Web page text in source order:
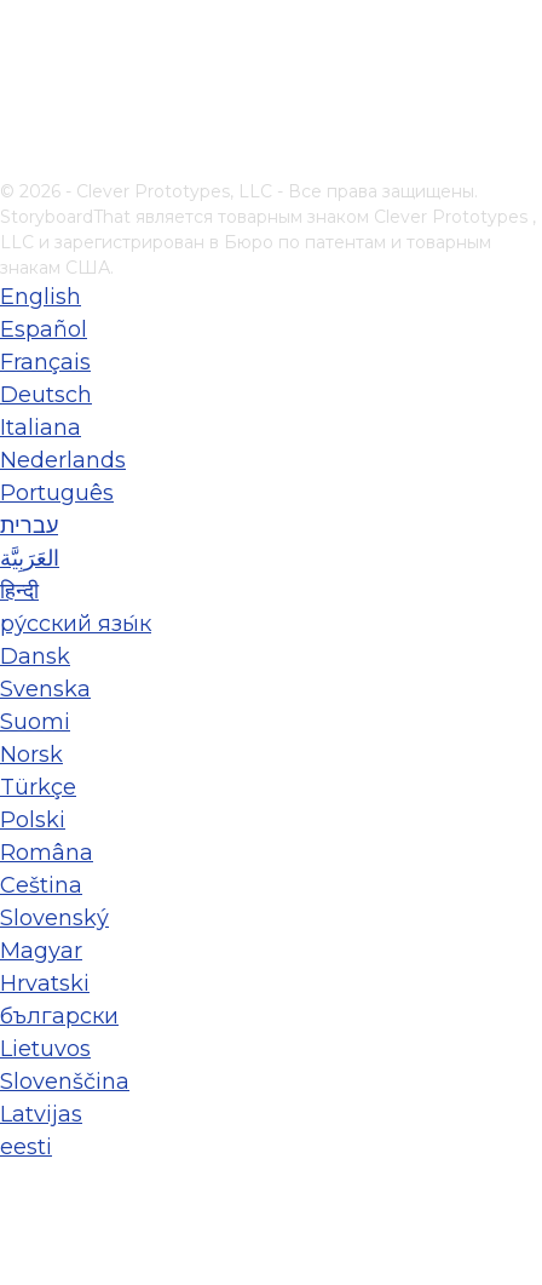
© 2026 - Clever Prototypes, LLC - Все права защищены.
StoryboardThat является товарным знаком Clever Prototypes ,
LLC и зарегистрирован в Бюро по патентам и товарным
знакам США.
English
Español
Français
Deutsch
Italiana
Nederlands
Português
עברית
العَرَبِيَّة
हिन्दी
ру́сский язы́к
Dansk
Svenska
Suomi
Norsk
Türkçe
Polski
Româna
Ceština
Slovenský
Magyar
Hrvatski
български
Lietuvos
Slovenščina
Latvijas
eesti